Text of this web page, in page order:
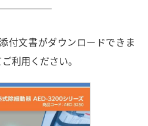
付文書がダウンロードできま
利用ください。